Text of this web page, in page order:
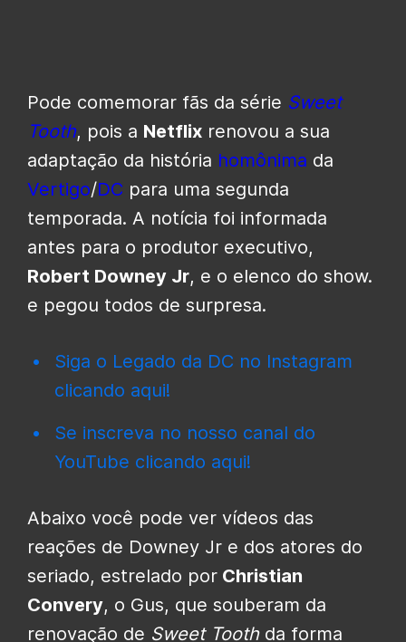
Pode comemorar fãs da série Sweet
Tooth, pois a Netflix renovou a sua
adaptação da história homônima da
Vertigo/DC para uma segunda
temporada. A notícia foi informada
antes para o produtor executivo,
Robert Downey Jr, e o elenco do show.
e pegou todos de surpresa.
Siga o Legado da DC no Instagram
clicando aqui!
Se inscreva no nosso canal do
YouTube clicando aqui!
Abaixo você pode ver vídeos das
reações de Downey Jr e dos atores do
seriado, estrelado por Christian
Convery, o Gus, que souberam da
renovação de Sweet Toothda forma